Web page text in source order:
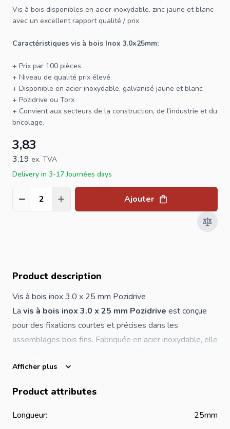
Vis à bois disponibles en acier inoxydable, zinc jaune et blanc
avec un excellent rapport qualité / prix
Caractéristiques vis à bois Inox 3.0x25mm:
+ Prix par 100 pièces
+ Niveau de qualité prix élevé
+ Disponible en acier inoxydable, galvanisé jaune et blanc
+ Pozidrive ou Torx
+ Convient aux secteurs de la construction, de l'industrie et du
bricolage.
3,83
3,19 ex. TVA
Delivery in 3-17 Journées days
Quantité Ajouter
Product description
Vis à bois inox 3.0 x 25 mm Pozidrive
La vis à bois inox 3.0 x 25 mm Pozidrive est conçue
pour des fixations courtes et précises dans les
assemblages bois fins. Fabriquée en acier inoxydable, elle
intérieur comme en extérieur.
du couple de serrage et limite le risque de ripage, pour un
vissage propre et sécurisé.
Afficher plus
Product attributes
Longueur:
25mm